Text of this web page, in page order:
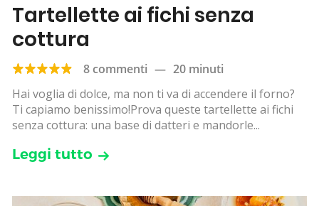
Tartellette ai fichi senza
cottura
8 commenti — 20 minuti
Hai voglia di dolce, ma non ti va di accendere il forno?
Ti capiamo benissimo!Prova queste tartellette ai fichi
senza cottura: una base di datteri e mandorle...
Leggi tutto